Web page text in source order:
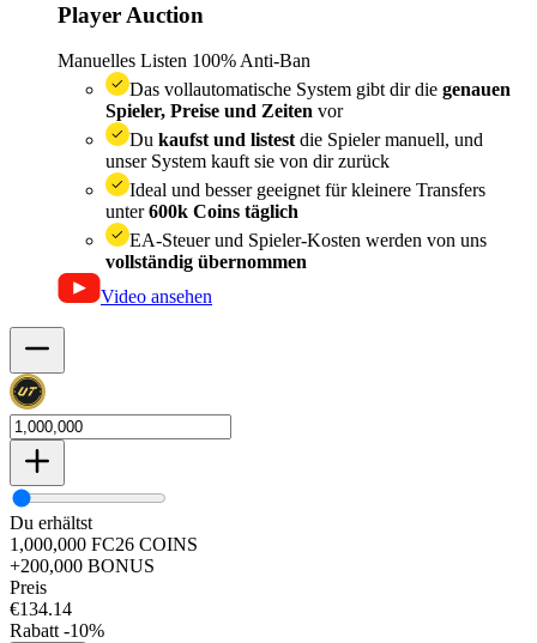
Player Auction
Manuelles Listen 100% Anti-Ban
Das vollautomatische System gibt dir die genauen
Spieler, Preise und Zeiten vor
Du kaufst und listest die Spieler manuell, und
unser System kauft sie von dir zurück
Ideal und besser geeignet für kleinere Transfers
unter600k Coins täglich
EA-Steuer und Spieler-Kosten werden von uns
vollständig übernommen
Video ansehen
Du erhältst
1,000,000 FC26 COINS
+200,000 BONUS
Preis
€134.14
Rabatt -10%